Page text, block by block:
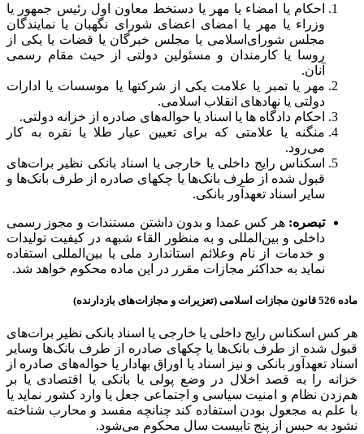
احکام یا امضاء یا مهر یا دستخط معاون اول رئیس جمهور یا
وزراء یا مهر یا امضای اعضای شورای نگهبان یا نمایندگان
مجلس شورای‌اسلامی یا مجلس خبرگان یا قضات یا یکی از
روسا یا کارمندان و مسئولین دولتی از حیث مقام رسمی
آنان.
مهر یا تمبر یا علامت یکی از شرکتها یا موسسات یا ادارات
دولتی یا نهادهای انقلاب اسلامی.
احکام دادگاه ها یا اسناد یا حواله‌های صادره از خزانه دولتی.
منگنه یا علامتی که برای تعیین عیار طلا یا نقره به کار
می‌رود.
اسکناس رایج داخلی یا خارجی یا اسناد بانکی نظیر برات‌های
قبول شده از طرف بانک‌ها یا چکهای صادره از طرف بانک‌ها و
سایر اسناد‌ تعهدآور بانکی.
تبصره: هر کس عمدا و بدون داشتن مستندات و مجوز رسمی
داخلی و بین‌المللی و به منظور القاء شبهه در کیفیت تولیدات
و خدمات از نام و‌علائم استاندارد ملی یا بین‌المللی استفاده
نماید به حداکثر مجازات مقرر در این ماده محکوم خواهد شد.
ماده 526 قانون مجازات اسلامی (تعزیرات و مجازات‌های بازدارنده)
هر کس اسکناس رایج داخلی یا خارجی یا اسناد بانکی نظیر برات‌های
قبول شده از طرف بانک‌ها یا چکهای صادره از طرف بانک‌ها و‌سایر
اسناد تعهدآور بانکی و نیز اسناد یا اوراق بهادار یا حواله‌های صادره از
خزانه را به قصد اخلال در وضع پولی یا بانکی یا اقتصادی یا بر
هم‌زدن نظام‌ و امنیت سیاسی و اجتماعی جعل یا وارد کشور نماید یا
با علم به مجعول بودن استفاده کند چنانچه مفسد و محارب شناخته
نشود به حبس از پنج تا‌بیست سال محکوم می‌شود.